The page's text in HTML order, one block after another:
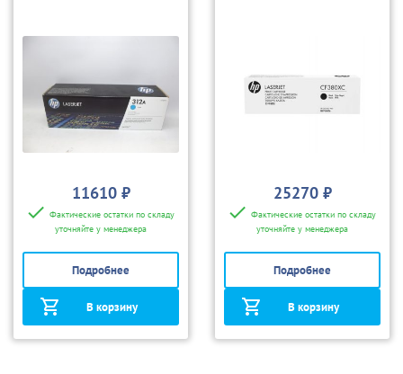
11610 ₽
Фактические остатки по складу
уточняйте у менеджера
Подробнее
В корзину
25270 ₽
Фактические остатки по складу
уточняйте у менеджера
Подробнее
В корзину